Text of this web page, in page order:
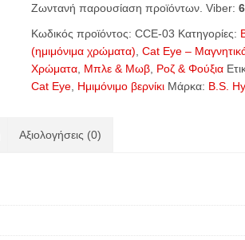
Cat
03
Royal
Paradise
Ζωντανή παρουσίαση προϊόντων. Viber:
Κωδικός προϊόντος: CCE-03 Κατηγορίες:
(ημιμόνιμα χρώματα) Cat Eye –
Χρώματα, Μπλε & Μωβ, Ροζ & Φούξια
Cat Eye, Ημιμόνιμο βερνίκι Μάρκα: B.S.
Αξιολογήσεις (0)